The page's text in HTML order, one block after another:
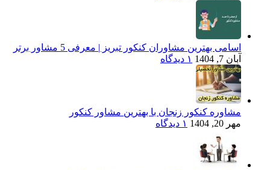
اسامی بهترین مشاوران کنکور تبریز | معرفی 5 مشاور برتر
آبان 7, 1404
۱ دیدگاه
مشاوره کنکور زنجان با بهترین مشاور کنکور
مهر 20, 1404
۱ دیدگاه